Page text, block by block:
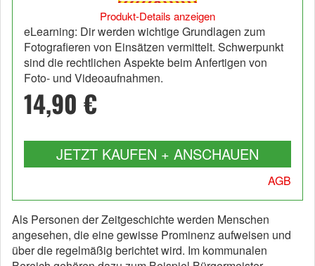
Produkt-Details anzeigen
eLearning: Dir werden wichtige Grundlagen zum
Fotografieren von Einsätzen vermittelt. Schwerpunkt
sind die rechtlichen Aspekte beim Anfertigen von
Foto- und Videoaufnahmen.
14,90 €
JETZT KAUFEN + ANSCHAUEN
AGB
Als Personen der Zeitgeschichte werden Menschen
angesehen, die eine gewisse Prominenz aufweisen und
über die regelmäßig berichtet wird. Im kommunalen